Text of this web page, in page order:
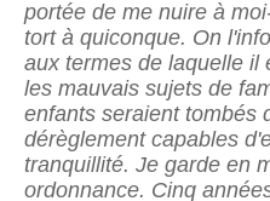
portée de me nuire à
tort à quiconque. On
aux termes de laquelle il
les mauvais sujets de
enfants seraient tombés
dérèglement capables
tranquillité. Je garde en
ordonnance. Cinq